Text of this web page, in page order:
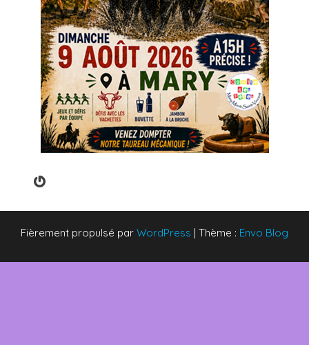
Gravatar
Fièrement propulsé par WordPress | Thème : Envo Blog